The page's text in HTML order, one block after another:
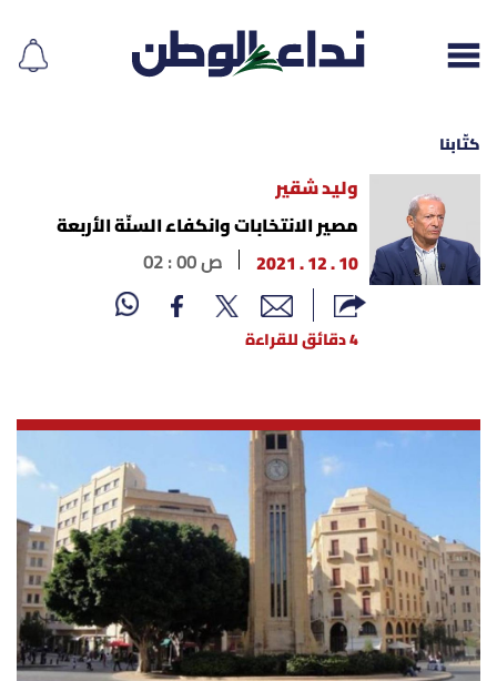
إقرأ الجريدة
لبنان
متفرقات
نداء القرّاء
كتّابنا
وليد شقير
مصير الانتخابات وانكفاء السنّة الأربعة
10 . 12 . 2021
02 : 00 ص
4 دقائق للقراءة